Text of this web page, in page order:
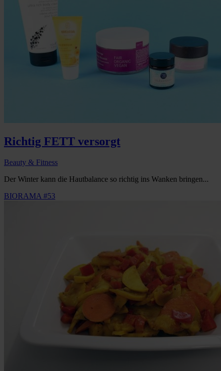
Richtig FETT versorgt
Beauty & Fitness
Der Winter kann die Hautbalance so richtig ins Wanken bringen...
BIORAMA #53